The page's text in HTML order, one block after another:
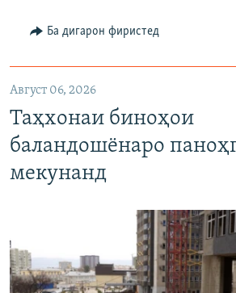
Ба дигарон фиристед
Август 06, 2026
Таҳхонаи биноҳои
баландошёнаро
мекунанд